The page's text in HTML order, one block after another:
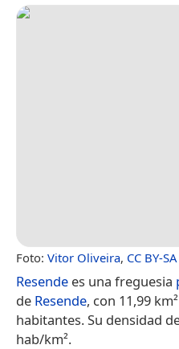
Foto: Vitor Oliveira, CC BY-
Resende es una freguesia
de Resende, con 11,99
habitantes. Su densidad
hab/km².